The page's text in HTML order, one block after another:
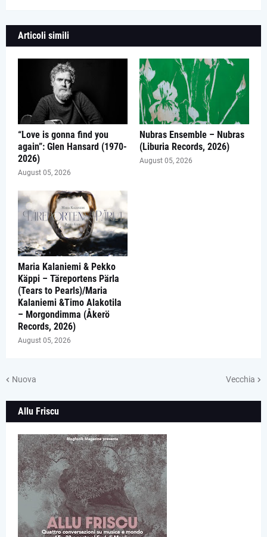
Articoli simili
“Love is gonna find you
again”: Glen Hansard (1970-
2026)
August 05, 2026
Nubras Ensemble – Nubras
(Liburia Records, 2026)
August 05, 2026
Maria Kalaniemi & Pekko
Käppi – Täreportens Pärla
(Tears to Pearls)/Maria
Kalaniemi &Timo Alakotila
– Morgondimma (Åkerö
Records, 2026)
August 05, 2026
Nuova Vecchia
Allu Friscu